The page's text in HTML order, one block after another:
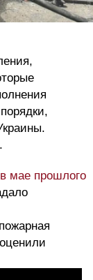
мае прошлого